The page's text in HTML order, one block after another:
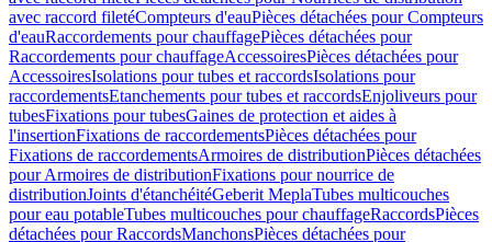
avec raccord filetéCompteurs d'eauPièces détachées pour Compteurs
d'eauRaccordements pour chauffagePièces détachées pour
Raccordements pour chauffageAccessoiresPièces détachées pour
AccessoiresIsolations pour tubes et raccordsIsolations pour
raccordementsEtanchements pour tubes et raccordsEnjoliveurs pour
tubesFixations pour tubesGaines de protection et aides à
l'insertionFixations de raccordementsPièces détachées pour
Fixations de raccordementsArmoires de distributionPièces détachées
pour Armoires de distributionFixations pour nourrice de
distributionJoints d'étanchéitéGeberit MeplaTubes multicouches
pour eau potableTubes multicouches pour chauffageRaccordsPièces
détachées pour RaccordsManchonsPièces détachées pour